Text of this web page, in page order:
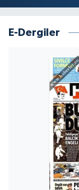
E-Dergiler